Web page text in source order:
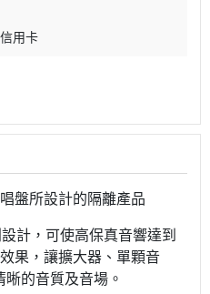
信用卡
盤所設計的隔離產品
計，可使高保真音響達到
果，讓擴大器、單顆音
的音質及音場。